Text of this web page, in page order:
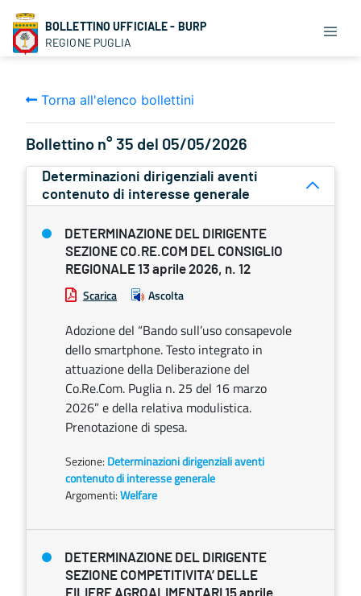
BOLLETTINO UFFICIALE - BURP
REGIONE PUGLIA
Torna all'elenco bollettini
Bollettino n° 35 del 05/05/2026
Determinazioni dirigenziali aventi
contenuto di interesse generale
DETERMINAZIONE DEL DIRIGENTE
SEZIONE CO.RE.COM DEL CONSIGLIO
REGIONALE 13 aprile 2026, n. 12
Scarica Ascolta
Adozione del “Bando sull’uso consapevole
dello smartphone. Testo integrato in
attuazione della Deliberazione del
Co.Re.Com. Puglia n. 25 del 16 marzo
2026” e della relativa modulistica.
Prenotazione di spesa.
Sezione: Determinazioni dirigenziali aventi
contenuto di interesse generale
Argomenti:Welfare
DETERMINAZIONE DEL DIRIGENTE
SEZIONE COMPETITIVITA’ DELLE
FILIERE AGROALIMENTARI 15 aprile